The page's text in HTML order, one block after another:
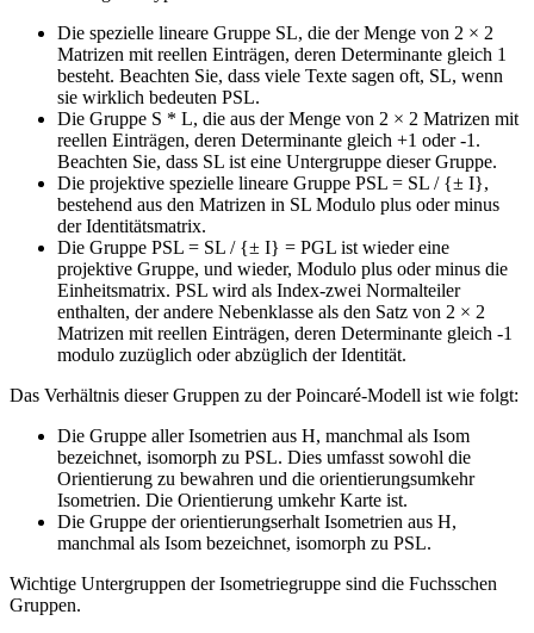
Die spezielle lineare Gruppe SL, die der Menge von 2 × 2
Matrizen mit reellen Einträgen, deren Determinante gleich 1
besteht. Beachten Sie, dass viele Texte sagen oft, SL, wenn
sie wirklich bedeuten PSL.
Die Gruppe S * L, die aus der Menge von 2 × 2 Matrizen mit
reellen Einträgen, deren Determinante gleich +1 oder -1.
Beachten Sie, dass SL ist eine Untergruppe dieser Gruppe.
Die projektive spezielle lineare Gruppe PSL = SL / {± I},
bestehend aus den Matrizen in SL Modulo plus oder minus
der Identitätsmatrix.
Die Gruppe PSL = SL / {± I} = PGL ist wieder eine
projektive Gruppe, und wieder, Modulo plus oder minus die
Einheitsmatrix. PSL wird als Index-zwei Normalteiler
enthalten, der andere Nebenklasse als den Satz von 2 × 2
Matrizen mit reellen Einträgen, deren Determinante gleich -1
modulo zuzüglich oder abzüglich der Identität.
Das Verhältnis dieser Gruppen zu der Poincaré-Modell ist wie folgt:
Die Gruppe aller Isometrien aus H, manchmal als Isom
bezeichnet, isomorph zu PSL. Dies umfasst sowohl die
Orientierung zu bewahren und die orientierungsumkehr
Isometrien. Die Orientierung umkehr Karte ist.
Die Gruppe der orientierungserhalt Isometrien aus H,
manchmal als Isom bezeichnet, isomorph zu PSL.
Wichtige Untergruppen der Isometriegruppe sind die Fuchsschen
Gruppen.